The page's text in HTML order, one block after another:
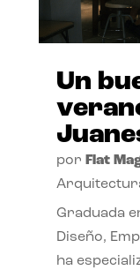
Un
por Flat
Graduada
Diseño,
ha